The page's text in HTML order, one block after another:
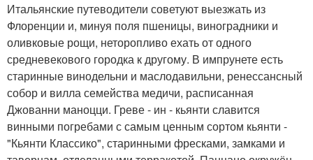
Итальянские путеводители советуют выезжать из
Флоренции и, минуя поля пшеницы, виноградники и
оливковые рощи, неторопливо ехать от одного
средневекового городка к другому. В импрунете есть
старинные винодельни и маслодавильни, ренессансный
собор и вилла семейства медичи, расписанная
Джованни маноцци. Греве - ин - кьянти славится
винными погребами с самым ценным сортом кьянти -
"Кьянти Классико", старинными фресками, замками и